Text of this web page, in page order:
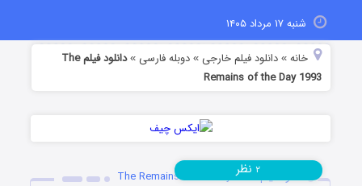
شنبه ۱۷ مرداد ۱۴۰۵
خانه »دانلود فیلم خارجی »دوبله فارسی »
دانلود فیلم The
Remains of the Day 1993
دانلود فیلم The Remains of the Day 1993۲ نظر